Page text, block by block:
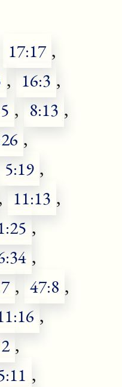
17:17 ,
, 16:3 ,
, 8:13 ,
,
5:19 ,
11:13 ,
,
,
, 47:8 ,
,
,
,